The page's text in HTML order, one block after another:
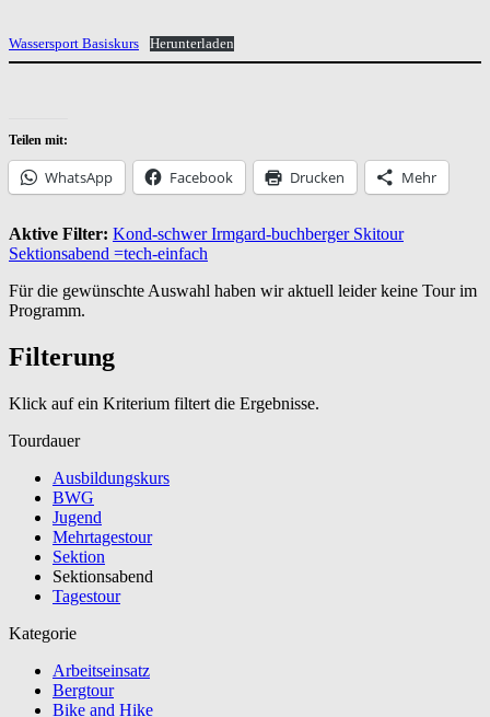
Wassersport Basiskurs Herunterladen
Teilen mit:
WhatsApp Facebook Drucken Mehr
Aktive Filter: Kond-schwerIrmgard-buchbergerSkitour
Sektionsabend =tech-einfach
Für die gewünschte Auswahl haben wir aktuell leider keine Tour im
Programm.
Filterung
Klick auf ein Kriterium filtert die Ergebnisse.
Tourdauer
Ausbildungskurs
BWG
Jugend
Mehrtagestour
Sektion
Sektionsabend
Tagestour
Kategorie
Arbeitseinsatz
Bergtour
Bike and Hike